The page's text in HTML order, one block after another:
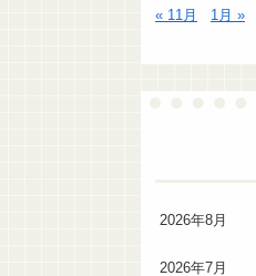
« 11月 1月 »
2026年8月
2026年7月